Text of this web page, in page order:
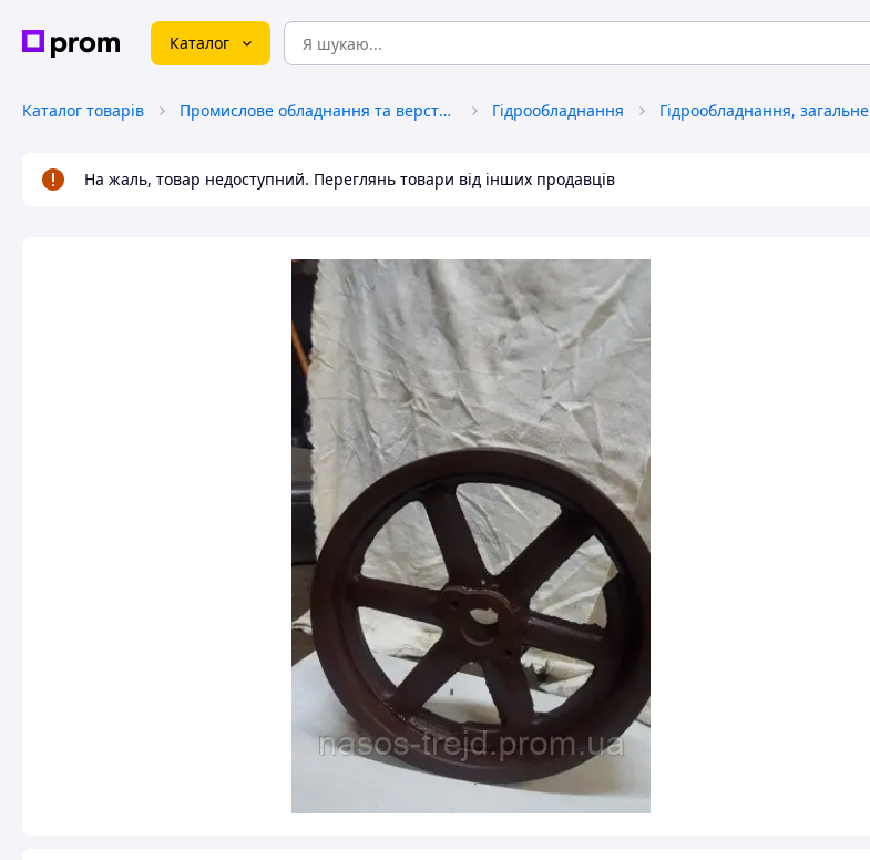
Каталог
Каталог товарів Промислове обладнання та верстати Гідрообладнання Гідрообладнання, загальне
На жаль, товар недоступний. Переглянь товари від інших продавців